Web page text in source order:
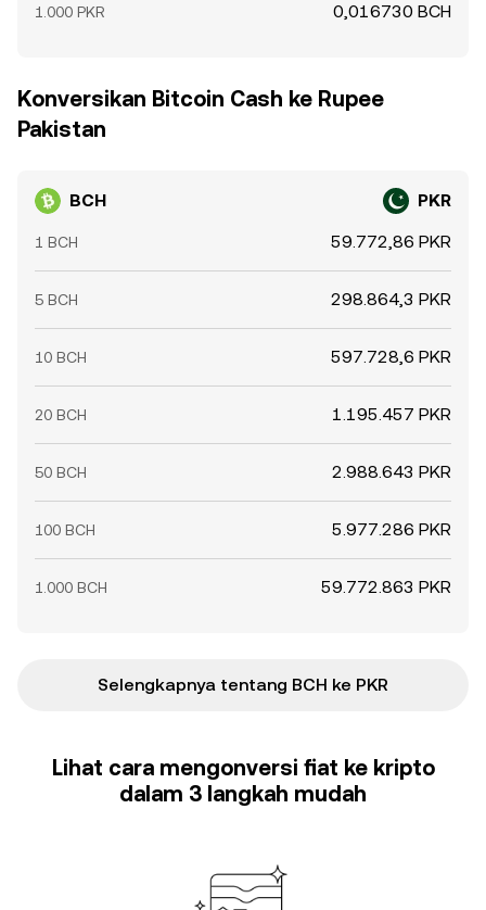
1.000 PKR 0,016730 BCH
Konversikan Bitcoin Cash ke Rupee
Pakistan
BCH PKR
1 BCH 59.772,86 PKR
5 BCH 298.864,3 PKR
10 BCH 597.728,6 PKR
20 BCH 1.195.457 PKR
50 BCH 2.988.643 PKR
100 BCH 5.977.286 PKR
1.000 BCH 59.772.863 PKR
Selengkapnya tentang BCH ke PKR
Lihat cara mengonversi fiat ke kripto
dalam 3 langkah mudah